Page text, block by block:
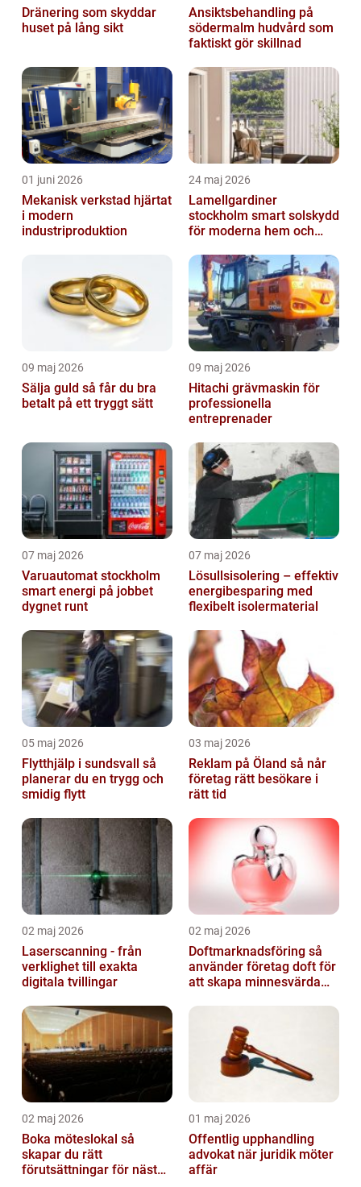
Dränering som skyddar
huset på lång sikt
Ansiktsbehandling på
södermalm hudvård som
faktiskt gör skillnad
01 juni 2026
Mekanisk verkstad hjärtat
i modern
industriproduktion
24 maj 2026
Lamellgardiner
stockholm smart solskydd
för moderna hem och
09 maj 2026
Sälja guld så får du bra
betalt på ett tryggt sätt
09 maj 2026
Hitachi grävmaskin för
professionella
entreprenader
07 maj 2026
Varuautomat stockholm
smart energi på jobbet
dygnet runt
07 maj 2026
Lösullsisolering – effektiv
energibesparing med
flexibelt isolermaterial
05 maj 2026
Flytthjälp i sundsvall så
planerar du en trygg och
smidig flytt
03 maj 2026
Reklam på Öland så når
företag rätt besökare i
rätt tid
02 maj 2026
Laserscanning - från
verklighet till exakta
digitala tvillingar
02 maj 2026
Doftmarknadsföring så
använder företag doft för
att skapa minnesvärda
02 maj 2026
Boka möteslokal så
skapar du rätt
förutsättningar för nästa
01 maj 2026
Offentlig upphandling
advokat när juridik möter
affär